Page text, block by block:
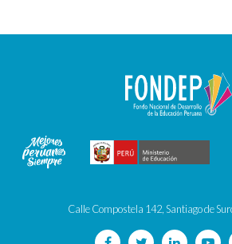
Calle Compostela 142, Santiago de